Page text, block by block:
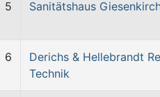
5 Sanitätshaus
6
Derichs & Hellebrandt
Technik